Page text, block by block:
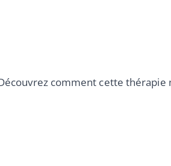
comment cette thérapie